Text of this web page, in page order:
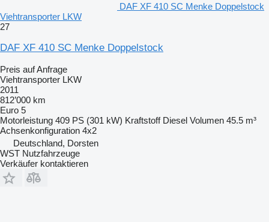
DAF XF 410 SC Menke Doppelstock
Viehtransporter LKW
27
DAF XF 410 SC Menke Doppelstock
Preis auf Anfrage
Viehtransporter LKW
2011
812’000 km
Euro 5
Motorleistung 409 PS (301 kW) Kraftstoff Diesel Volumen 45.5 m³
Achsenkonfiguration 4x2
Deutschland, Dorsten
WST Nutzfahrzeuge
Verkäufer kontaktieren